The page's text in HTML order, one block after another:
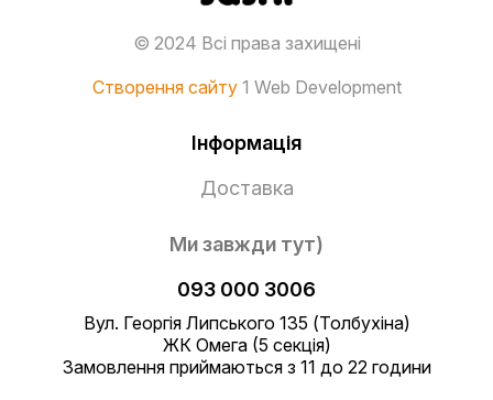
© 2024 Всі права захищені
Створення сайту1 Web Development
Інформація
Доставка
Ми завжди тут)
093 000 3006
Вул. Георгія Липського 135 (Толбухіна)
ЖК Омега (5 секція)
Замовлення приймаються з 11 до 22 години